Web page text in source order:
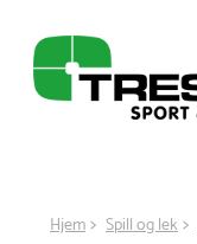
Hjem Spill og lek